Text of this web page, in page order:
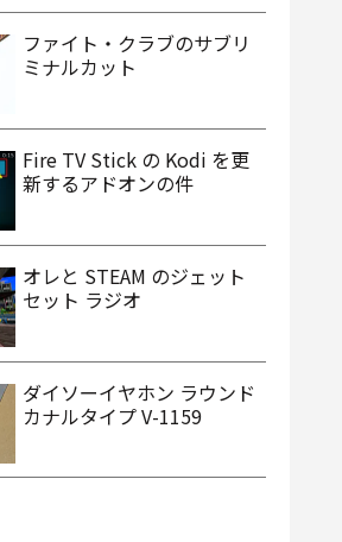
ファイト・クラブのサブリ
ミナルカット
Fire TV Stick の Kodi を更
新するアドオンの件
オレと STEAM のジェット
セット ラジオ
ダイソーイヤホン ラウンド
カナルタイプ V-1159